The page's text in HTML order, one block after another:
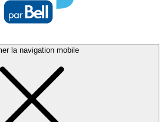
la navigation mobile